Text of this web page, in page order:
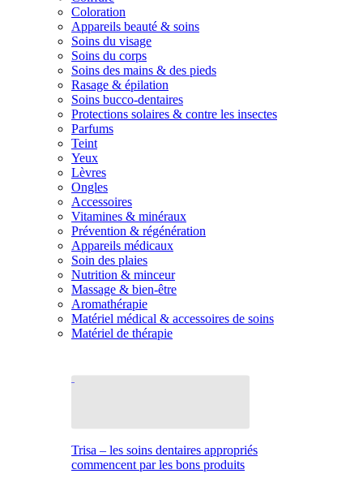
Coloration
Appareils beauté & soins
Soins du visage
Soins du corps
Soins des mains & des pieds
Rasage & épilation
Soins bucco-dentaires
Protections solaires & contre les insectes
Parfums
Teint
Yeux
Lèvres
Ongles
Accessoires
Vitamines & minéraux
Prévention & régénération
Appareils médicaux
Soin des plaies
Nutrition & minceur
Massage & bien-être
Aromathérapie
Matériel médical & accessoires de soins
Matériel de thérapie
Trisa – les soins dentaires appropriés
commencent par les bons produits